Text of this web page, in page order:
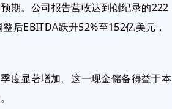
期。公司报告营收达到创纪录的222
后EBITDA跃升52%至152亿美元，
度显著增加。这一现金储备得益于本